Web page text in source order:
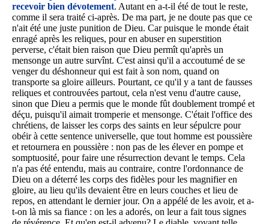
recevoir bien dévotement. Autant en a-t-il été de tout le reste,
comme il sera traité ci-après. De ma part, je ne doute pas que ce
n'ait été une juste punition de Dieu. Car puisque le monde était
enragé après les reliques, pour en abuser en superstition
perverse, c'était bien raison que Dieu permît qu'après un
mensonge un autre survînt. C'est ainsi qu'il a accoutumé de se
venger du déshonneur qui est fait à son nom, quand on
transporte sa gloire ailleurs. Pourtant, ce qu'il y a tant de fausses
reliques et controuvées partout, cela n'est venu d'autre cause,
sinon que Dieu a permis que le monde fût doublement trompé et
déçu, puisqu'il aimait tromperie et mensonge. C'était l'office des
chrétiens, de laisser les corps des saints en leur sépulcre pour
obéir à cette sentence universelle, que tout homme est poussière
et retournera en poussière : non pas de les élever en pompe et
somptuosité, pour faire une résurrection devant le temps. Cela
n'a pas été entendu, mais au contraire, contre l'ordonnance de
Dieu on a déterré les corps des fidèles pour les magnifier en
gloire, au lieu qu'ils devaient être en leurs couches et lieu de
repos, en attendant le dernier jour. On a appélé de les avoir, et a-
t-on là mis sa fiance : on les a adorés, on leur a fait tous signes